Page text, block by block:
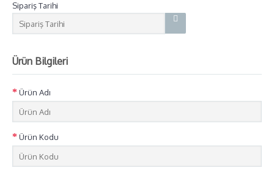
Sipariş Tarihi
Ürün Bilgileri
Ürün Adı
Ürün Kodu